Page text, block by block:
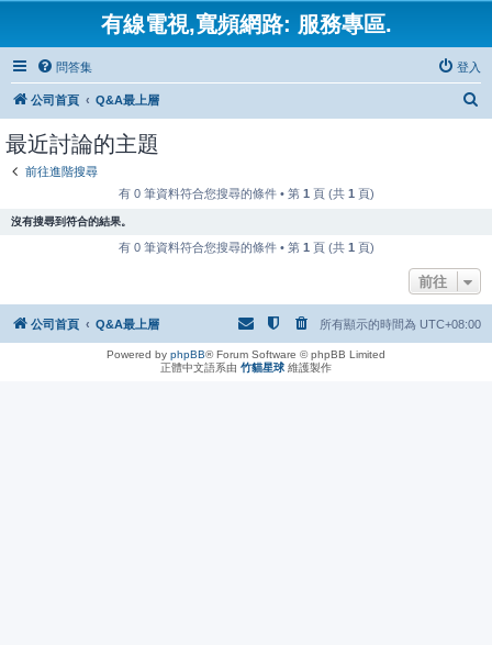
有線電視,寬頻網路: 服務專區.
問答集 登入
公司首頁 Q&A最上層
最近討論的主題
前往進階搜尋
有 0 筆資料符合您搜尋的條件 • 第 1 頁 (共 1 頁)
沒有搜尋到符合的結果。
有 0 筆資料符合您搜尋的條件 • 第 1 頁 (共 1 頁)
前往
公司首頁 Q&A最上層 所有顯示的時間為 UTC+08:00
Powered by phpBB® Forum Software © phpBB Limited
正體中文語系由 竹貓星球 維護製作